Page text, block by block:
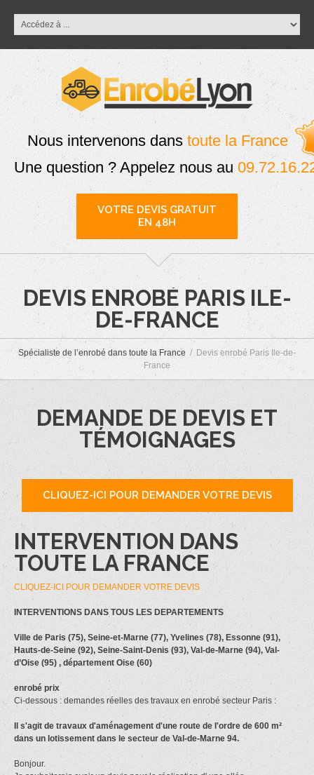
Nous intervenons dans toute la France
Une question ? Appelez nous au
VOTRE DEVIS GRATUIT
EN 48H
DEVIS ENROBÉ PARIS ILE-
DE-FRANCE
Spécialiste de l’enrobé dans toute la France
Devis enrobé Paris Ile-de-
France
DEMANDE DE DEVIS ET
TÉMOIGNAGES
CLIQUEZ-ICI POUR DEMANDER VOTRE DEVIS
INTERVENTION DANS
TOUTE LA FRANCE
CLIQUEZ-ICI POUR DEMANDER VOTRE DEVIS
INTERVENTIONS DANS TOUS LES DEPARTEMENTS
Ville de Paris (75), Seine-et-Marne (77), Yvelines (78), Essonne (91),
Hauts-de-Seine (92), Seine-Saint-Denis (93), Val-de-Marne (94), Val-
d’Oise (95) , département Oise (60)
enrobé prix
Ci-dessous : demandes réelles des travaux en enrobé secteur Paris :
Il s'agit de travaux d'aménagement d'une route de l'ordre de 600 m²
dans un lotissement dans le secteur de Val-de-Marne 94.
Bonjour.